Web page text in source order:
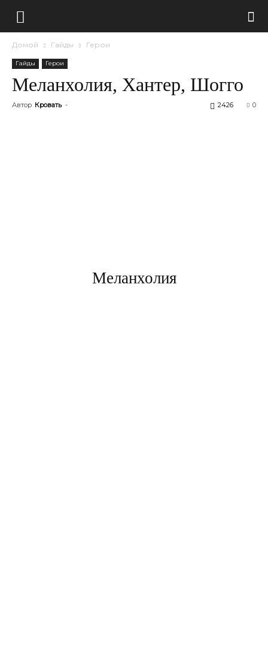
Домой Гайды Герои
Гайды Герои
Меланхолия, Хантер, Шогго
Автор Кровать - 0
2426
Меланхолия